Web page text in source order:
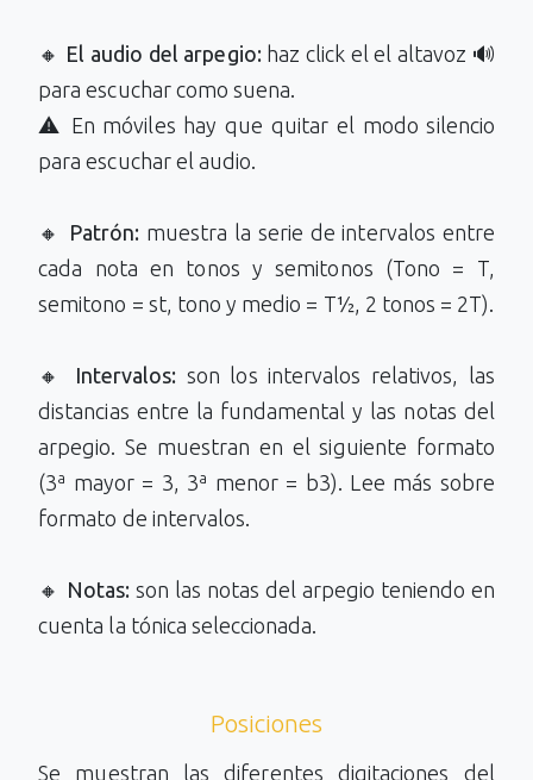
🔸 El audio del arpegio:haz click el el altavoz 🔊
para escuchar como suena.
⚠️ En móviles hay que quitar el modo silencio
para escuchar el audio.
🔸 Patrón:muestra la serie de intervalos entre
cada nota en tonos y semitonos (Tono = T,
semitono = st, tono y medio = T½, 2 tonos = 2T).
🔸 Intervalos: son los intervalos relativos, las
distancias entre la fundamental y las notas del
arpegio. Se muestran en el siguiente formato
(3ª mayor = 3, 3ª menor = b3). Lee más sobre
formato de intervalos.
🔸 Notas: son las notas del arpegio teniendo en
cuenta la tónica seleccionada.
Posiciones
Se muestran las diferentes digitaciones del